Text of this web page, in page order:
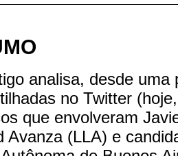
analisa, desde
no Twitter
que envolveram
Avanza (LLA) e